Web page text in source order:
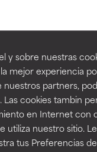
y sobre nuestras
mejor experiencia
nuestros partners,
Las cookies tambin
en Internet con
utiliza nuestro sitio.
tus Preferencias de
Regulations
suelen ser
estabilidad o
respaldo científico.
suelen ser
estabilidad o
respaldo científico.